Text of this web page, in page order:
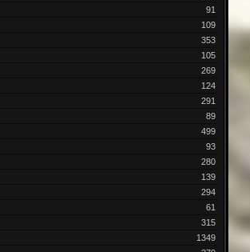
91
109
353
105
269
124
291
89
499
93
280
139
294
61
315
1349